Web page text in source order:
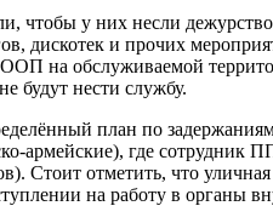
чтобы у них несли
дискотек и прочих
на обслуживаемой
будут нести службу.
план по
армейские), где сотрудник
Стоит отметить, что
на работу в органы